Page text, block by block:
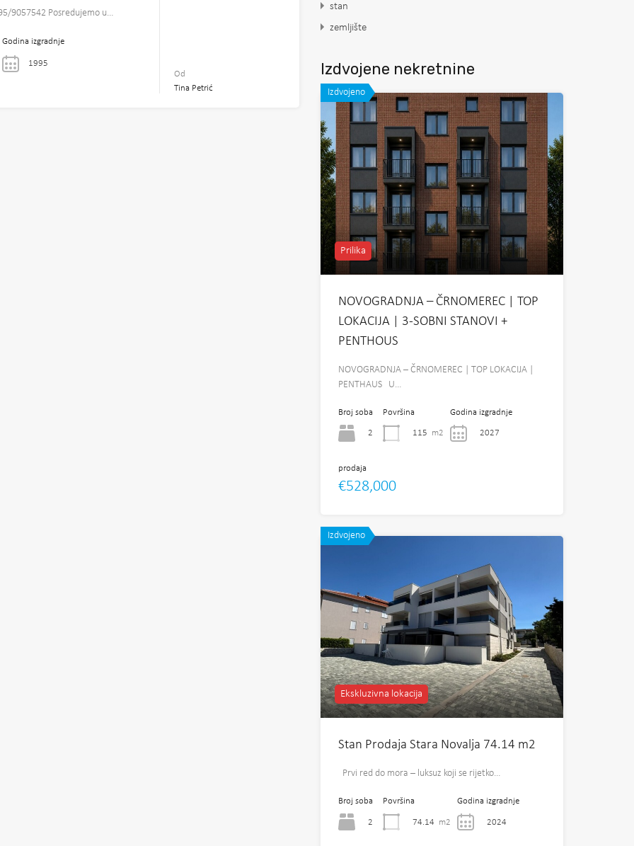
9057542 Posredujemo u…
Godina izgradnje
1995
Od
Tina Petrić
stan
zemljište
Izdvojene nekretnine
Izdvojeno
Prilika
NOVOGRADNJA – ČRNOMEREC | TOP
LOKACIJA | 3-SOBNI STANOVI +
PENTHOUS
NOVOGRADNJA – ČRNOMEREC | TOP LOKACIJA |
PENTHAUS U…
Broj soba
2
Površina
115 m2
Godina izgradnje
2027
prodaja
€528,000
Izdvojeno
Ekskluzivna lokacija
Stan Prodaja Stara Novalja 74.14 m2
Prvi red do mora – luksuz koji se rijetko…
Broj soba
2
Površina
74.14 m2
Godina izgradnje
2024